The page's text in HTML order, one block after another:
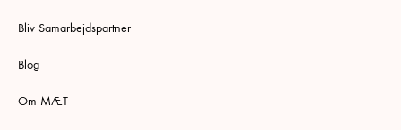
Bliv Samarbejdspartner
Blog
Om MÆT